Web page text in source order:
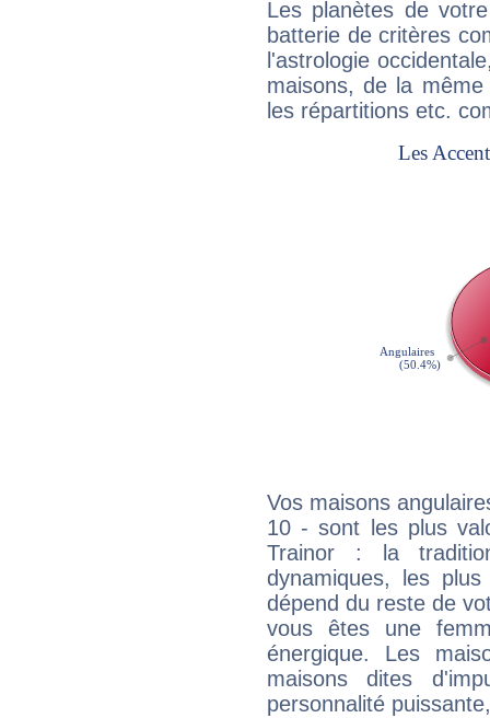
Les planètes de
batterie de critères
l'astrologie
maisons, de la
les répartitions etc.
Vos maisons
10 - sont les plus
Trainor : la
dynamiques, les
dépend du reste de
vous êtes une
énergique. Les
maisons dites
personnalité